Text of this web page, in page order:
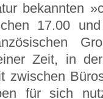
bekannten
17.00
Zeit, in
zwischen
für sich